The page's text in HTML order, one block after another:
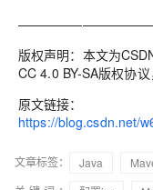
版权声明：本文为
CC 4.0 BY-SA版权协
原文链接：
https://blog.csdn.net/
文章标签： Java